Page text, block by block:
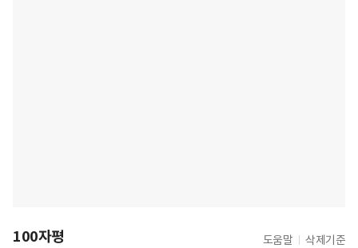
100자평 도움말 삭제기준